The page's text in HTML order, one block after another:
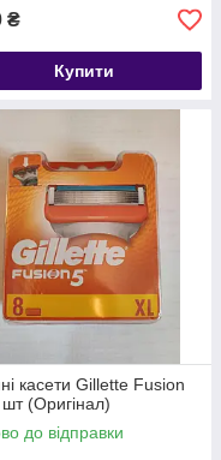
₴
Купити
касети Gillette Fusion
(Оригінал)
до відправки